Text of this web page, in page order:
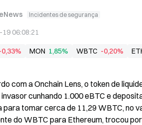
Incidentes de segurança
06:08:21
MON 1,85% WBTC -0,20%
com a Onchain Lens, o token de
invasor cunhando 1.000 eBTC e
para tomar cerca de 11,29 WBTC, no
do WBTC para Ethereum, trocou